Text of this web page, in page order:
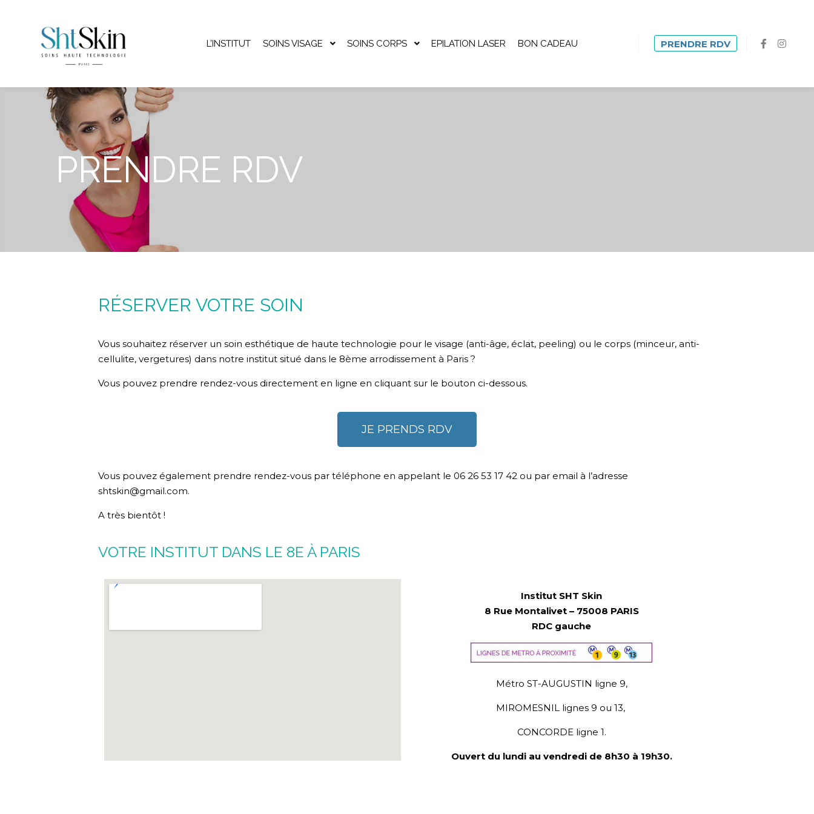
L’INSTITUT SOINS VISAGE SOINS CORPS EPILATION LASER BON CADEAU PRENDRE RDV
PRENDRE RDV
RÉSERVER VOTRE SOIN
Vous souhaitez réserver un soin esthétique de haute technologie pour le visage (anti-âge, éclat, peeling) ou le corps (minceur, anti-
cellulite, vergetures) dans notre institut situé dans le 8ème arrodissement à Paris ?
Vous pouvez prendre rendez-vous directement en ligne en cliquant sur le bouton ci-dessous.
JE PRENDS RDV
Vous pouvez également prendre rendez-vous par téléphone en appelant le 06 26 53 17 42 ou par email à l’adresse
shtskin@gmail.com.
A très bientôt !
VOTRE INSTITUT DANS LE 8E À PARIS
Institut SHT Skin
8 Rue Montalivet – 75008 PARIS
RDC gauche
Métro ST-AUGUSTIN ligne 9,
MIROMESNIL lignes 9 ou 13,
CONCORDE ligne 1.
Ouvert du lundi au vendredi de 8h30 à 19h30.